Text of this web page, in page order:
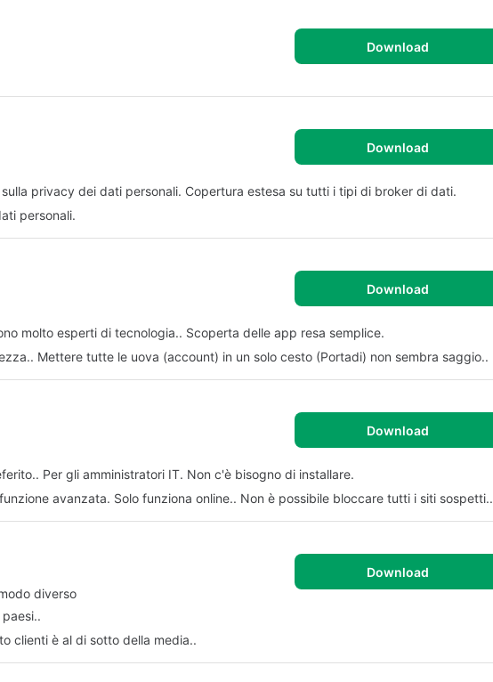
Download
Download
privacy dei dati personali. Copertura estesa su tutti i tipi di broker di dati.
personali.
Download
molto esperti di tecnologia.. Scoperta delle app resa semplice.
Mettere tutte le uova (account) in un solo cesto (Portadi) non sembra saggio..
Download
Per gli amministratori IT. Non c'è bisogno di installare.
avanzata. Solo funziona online.. Non è possibile bloccare tutti i siti sospetti..
diverso
Download
clienti è al di sotto della media..